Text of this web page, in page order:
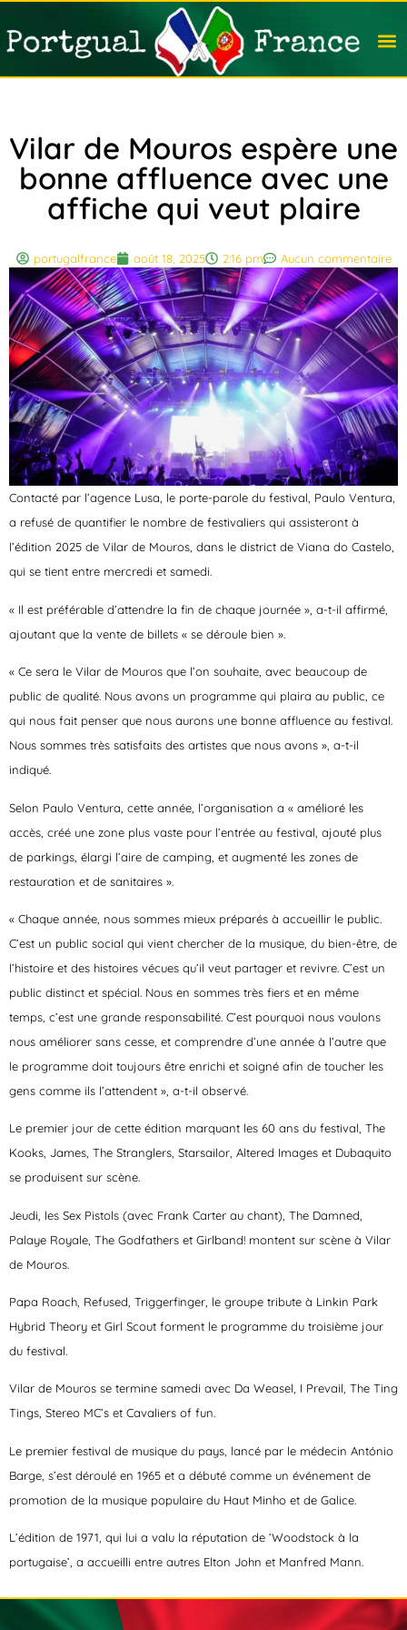
Vilar de Mouros espère une
bonne affluence avec une
affiche qui veut plaire
portugalfrance août 18, 2025 2:16 pm Aucun commentaire
Contacté par l’agence Lusa, le porte-parole du festival, Paulo Ventura,
a refusé de quantifier le nombre de festivaliers qui assisteront à
l’édition 2025 de Vilar de Mouros, dans le district de Viana do Castelo,
qui se tient entre mercredi et samedi.
« Il est préférable d’attendre la fin de chaque journée », a-t-il affirmé,
ajoutant que la vente de billets « se déroule bien ».
« Ce sera le Vilar de Mouros que l’on souhaite, avec beaucoup de
public de qualité. Nous avons un programme qui plaira au public, ce
qui nous fait penser que nous aurons une bonne affluence au festival.
Nous sommes très satisfaits des artistes que nous avons », a-t-il
indiqué.
Selon Paulo Ventura, cette année, l’organisation a « amélioré les
accès, créé une zone plus vaste pour l’entrée au festival, ajouté plus
de parkings, élargi l’aire de camping, et augmenté les zones de
restauration et de sanitaires ».
« Chaque année, nous sommes mieux préparés à accueillir le public.
C’est un public social qui vient chercher de la musique, du bien-être, de
l’histoire et des histoires vécues qu’il veut partager et revivre. C’est un
public distinct et spécial. Nous en sommes très fiers et en même
temps, c’est une grande responsabilité. C’est pourquoi nous voulons
nous améliorer sans cesse, et comprendre d’une année à l’autre que
le programme doit toujours être enrichi et soigné afin de toucher les
gens comme ils l’attendent », a-t-il observé.
Le premier jour de cette édition marquant les 60 ans du festival, The
Kooks, James, The Stranglers, Starsailor, Altered Images et Dubaquito
se produisent sur scène.
Jeudi, les Sex Pistols (avec Frank Carter au chant), The Damned,
Palaye Royale, The Godfathers et Girlband! montent sur scène à Vilar
de Mouros.
Papa Roach, Refused, Triggerfinger, le groupe tribute à Linkin Park
Hybrid Theory et Girl Scout forment le programme du troisième jour
du festival.
Vilar de Mouros se termine samedi avec Da Weasel, I Prevail, The Ting
Tings, Stereo MC’s et Cavaliers of fun.
Le premier festival de musique du pays, lancé par le médecin António
Barge, s’est déroulé en 1965 et a débuté comme un événement de
promotion de la musique populaire du Haut Minho et de Galice.
L’édition de 1971, qui lui a valu la réputation de ‘Woodstock à la
portugaise’, a accueilli entre autres Elton John et Manfred Mann.